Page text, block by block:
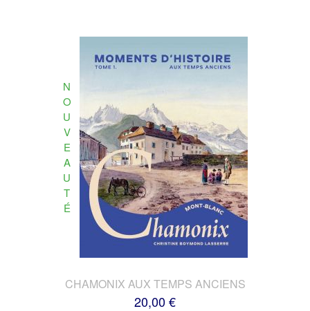
N
O
U
V
E
A
U
T
É
CHAMONIX AUX TEMPS ANCIENS
20,00 €